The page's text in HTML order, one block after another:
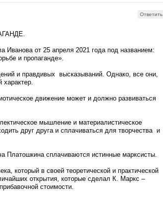
Ответить
Иванова от 25 апреля 2021 года под названием:
и пропаганде».
и правдивых высказываний. Однако, все они,
характер.
движение может и должно развиваться
мышление и материалистическое
друг друга и сплачиваться для творчества и
Платошкина сплачиваются истинные марксисты.
который в своей теоретической и практической
открытия, которые сделал К. Маркс –
стоимости.